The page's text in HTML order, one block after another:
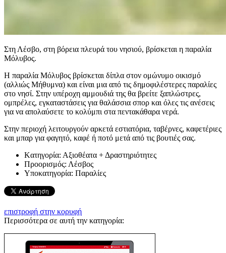
Στη Λέσβο, στη βόρεια πλευρά του νησιού, βρίσκεται η παραλία
Μόλυβος.
Η παραλία Μόλυβος βρίσκεται δίπλα στον ομώνυμο οικισμό
(αλλιώς Μήθυμνα) και είναι μια από τις δημοφιλέστερες παραλίες
στο νησί. Στην υπέροχη αμμουδιά της θα βρείτε ξαπλώστρες,
ομπρέλες, εγκαταστάσεις για θαλάσσια σπορ και όλες τις ανέσεις
για να απολαύσετε το κολύμπι στα πεντακάθαρα νερά.
Στην περιοχή λειτουργούν αρκετά εστιατόρια, ταβέρνες, καφετέριες
και μπαρ για φαγητό, καφέ ή ποτό μετά από τις βουτιές σας.
Kατηγορία: Αξιοθέατα + Δραστηριότητες
Προορισμός: Λέσβος
Υποκατηγορία: Παραλίες
επιστροφή στην κορυφή
Περισσότερα σε αυτή την κατηγορία: